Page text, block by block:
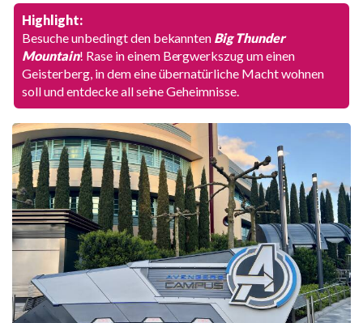
Highlight:
Besuche unbedingt den bekannten Big Thunder
Mountain! Rase in einem Bergwerkszug um einen
Geisterberg, in dem eine übernatürliche Macht wohnen
soll und entdecke all seine Geheimnisse.